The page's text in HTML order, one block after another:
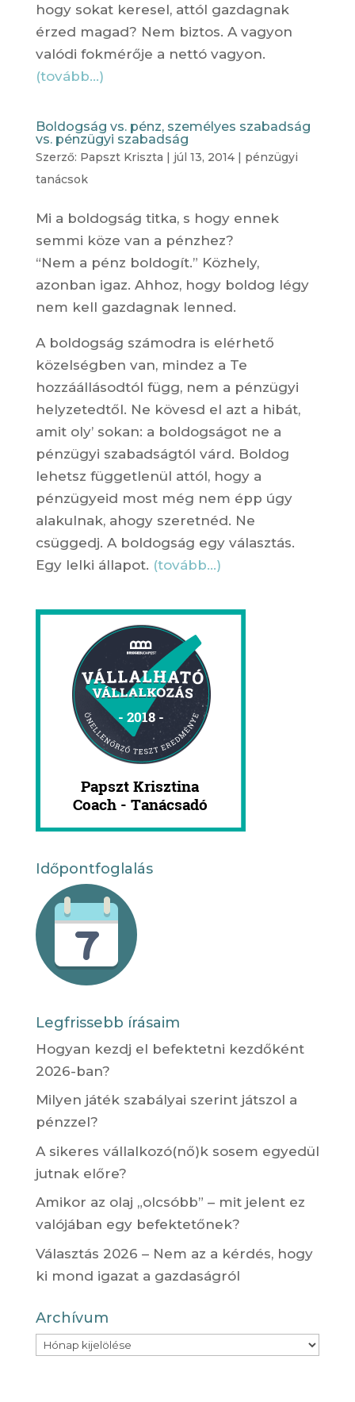
hogy sokat keresel, attól gazdagnak
érzed magad? Nem biztos. A vagyon
valódi fokmérője a nettó vagyon.
(tovább…)
Boldogság vs. pénz, személyes szabadság
vs. pénzügyi szabadság
Szerző: Papszt Kriszta | júl 13, 2014| pénzügyi
tanácsok
Mi a boldogság titka, s hogy ennek
semmi köze van a pénzhez?
“Nem a pénz boldogít.” Közhely,
azonban igaz. Ahhoz, hogy boldog légy
nem kell gazdagnak lenned.
A boldogság számodra is elérhető
közelségben van, mindez a Te
hozzáállásodtól függ, nem a pénzügyi
helyzetedtől. Ne kövesd el azt a hibát,
amit oly’ sokan: a boldogságot ne a
pénzügyi szabadságtól várd. Boldog
lehetsz függetlenül attól, hogy a
pénzügyeid most még nem épp úgy
alakulnak, ahogy szeretnéd. Ne
csüggedj. A boldogság egy választás.
Egy lelki állapot. (tovább…)
Időpontfoglalás
Legfrissebb írásaim
Hogyan kezdj el befektetni kezdőként
2026-ban?
Milyen játék szabályai szerint játszol a
pénzzel?
A sikeres vállalkozó(nő)k sosem egyedül
jutnak előre?
Amikor az olaj „olcsóbb” – mit jelent ez
valójában egy befektetőnek?
Választás 2026 – Nem az a kérdés, hogy
ki mond igazat a gazdaságról
Archívum
Archívum